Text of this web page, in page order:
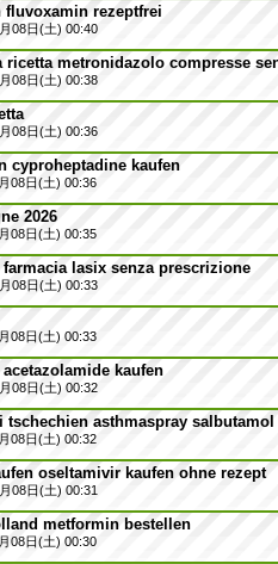
rezeptfrei
08日(土) 00:40
ricetta metronidazolo compresse
08日(土) 00:38
08日(土) 00:36
cyproheptadine kaufen
08日(土) 00:36
2026
08日(土) 00:35
lasix senza prescrizione
08日(土) 00:33
08日(土) 00:33
kaufen
08日(土) 00:32
tschechien asthmaspray salbutamol
08日(土) 00:32
oseltamivir kaufen ohne rezept
08日(土) 00:31
metformin bestellen
08日(土) 00:30